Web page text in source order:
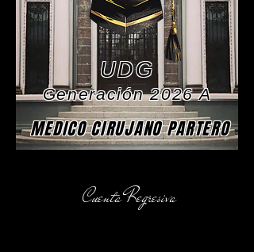
UDG
Generación 2026 A
MEDICO CIRUJANO PARTERO
Cuenta Regresiva